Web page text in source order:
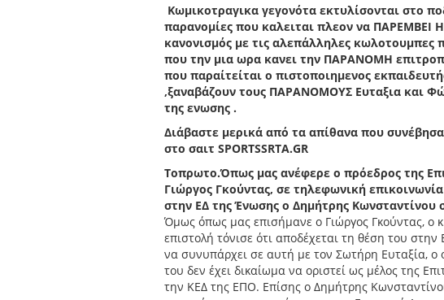
Κωμικοτραγικα γεγονότα εκτυλίσονται στο
παρανομίες που καλειται πλεον να ΠΑΡΕΜΒΕΙ
κανονισμός με τις αλεπάλληλες
που την μια ωρα κανει την ΠΑΡΑΝΟΜΗ
που παραίτείται ο πιστοποιημενος
,ξαναβάζουν τους ΠΑΡΑΝΟΜΟΥΣ Ευταξια και
της ενωσης .
Διάβαστε μερικά από τα απίθανα που
στο σαιτ SPORTSSRTA.GR
Toπρωτο.Όπως μας ανέφερε ο πρόεδρος της
Γιώργος Γκούντας, σε τηλεφωνική
στην ΕΔ της Ένωσης ο Δημήτρης
Όμως όπως μας επισήμανε ο Γιώργος Γκούντας, ο
επιστολή τόνισε ότι αποδέχεται τη θέση του
να συνυπάρχει σε αυτή με τον Σωτήρη Ευταξία, ο
του δεν έχει δικαίωμα να οριστεί ως μέλος της
την ΚΕΔ της ΕΠΟ. Επίσης ο Δημήτρης